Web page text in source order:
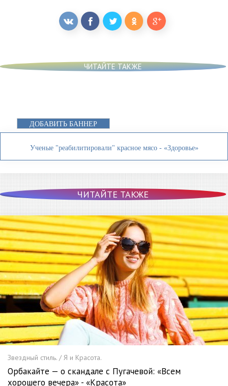
ЧИТАЙТЕ ТАКЖЕ
ДОБАВИТЬ БАННЕР
Ученые "реабилитировали" красное мясо - «Здоровье»
ЧИТАЙТЕ ТАКЖЕ
Звездный стиль. / Я и Красота.
Орбакайте — о скандале с Пугачевой: «Всем
хорошего вечера» - «Красота»